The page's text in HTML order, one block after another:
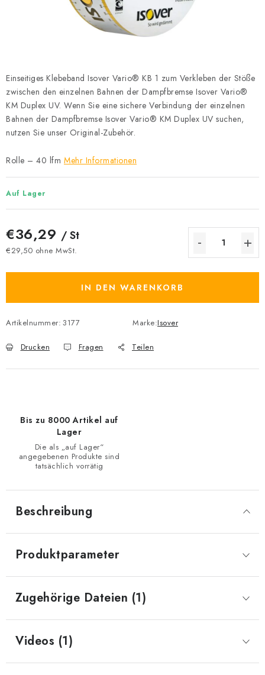
Datenschutzerklärung
Allgemeinen Geschäftsbedingungen
Einseitiges Klebeband Isover Vario® KB 1 zum Verkleben der Stöße
zwischen den einzelnen Bahnen der Dampfbremse Isover Vario®
KM Duplex UV. Wenn Sie eine sichere Verbindung der einzelnen
Bahnen der Dampfbremse Isover Vario® KM Duplex UV suchen,
nutzen Sie unser Original-Zubehör.
Rolle – 40 lfm Mehr Informationen
Auf Lager
€36,29 / St
€29,50 ohne MwSt.
IN DEN WARENKORB
Artikelnummer: 3177 Marke:Isover
Drucken Fragen Teilen
Bis zu 8000 Artikel auf
Lager
Die als „auf Lager“
angegebenen Produkte sind
tatsächlich vorrätig
Beschreibung
Produktparameter
Zugehörige Dateien (1)
Videos (1)